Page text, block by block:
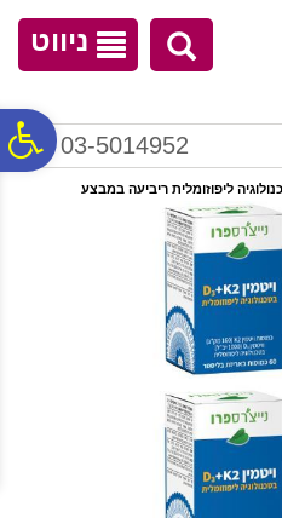
נגישות
ניווט
03-5014952